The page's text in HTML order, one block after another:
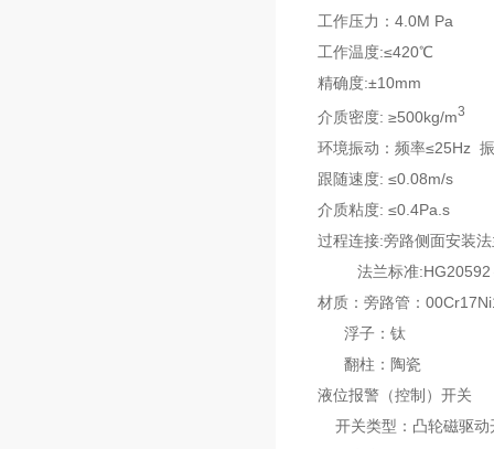
工作压力：4.0M Pa
工作温度:≤420℃
精确度:±10mm
介质密度: ≥500kg/m3
环境振动：频率≤25Hz
跟随速度: ≤0.08m/s
介质粘度: ≤0.4Pa.s
过程连接:旁路侧面安装
法兰标准:HG20592～
材质：旁路管：
浮子：钛
翻柱：陶瓷
液位报警（控制）开关
开关类型：凸轮磁驱动